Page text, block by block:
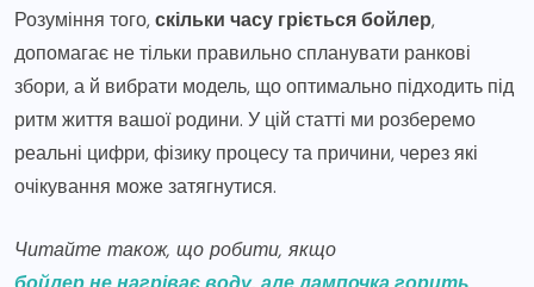
Розуміння того,скільки часу гріється бойлер,
допомагає не тільки правильно спланувати ранкові
збори, а й вибрати модель, що оптимально підходить під
ритм життя вашої родини. У цій статті ми розберемо
реальні цифри, фізику процесу та причини, через які
очікування може затягнутися.
Читайте також, що робити, якщо